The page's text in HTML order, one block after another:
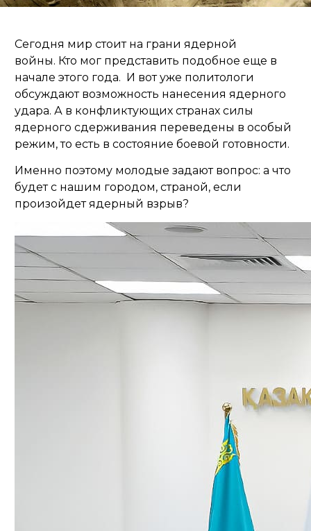
Сегодня мир стоит на грани ядерной
войны. Кто мог представить подобное еще в
начале этого года. И вот уже политологи
обсуждают возможность нанесения ядерного
удара. А в конфликтующих странах силы
ядерного сдерживания переведены в особый
режим, то есть в состояние боевой готовности.
Именно поэтому молодые задают вопрос: а что
будет с нашим городом, страной, если
произойдет ядерный взрыв?